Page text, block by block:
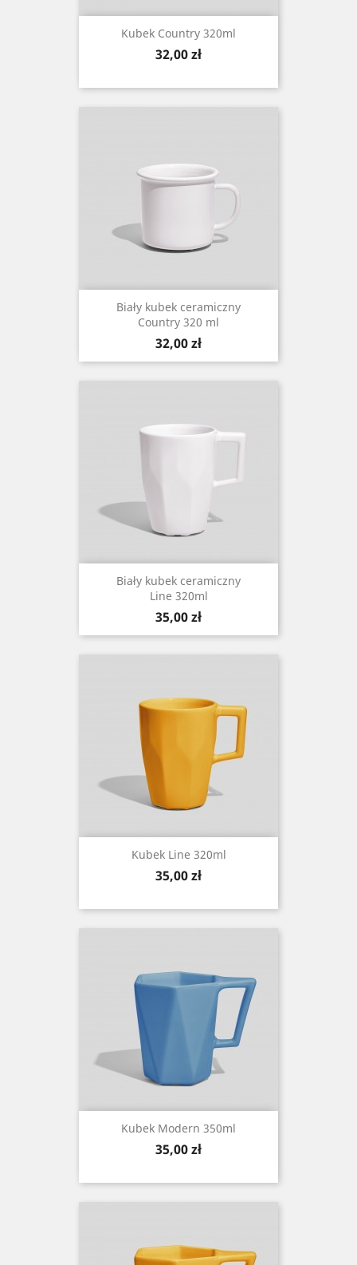
Kubek Country 320ml
Cena
32,00 zł
Biały kubek ceramiczny
Country 320 ml
Cena
32,00 zł
Biały kubek ceramiczny
Line 320ml
Cena
35,00 zł
Kubek Line 320ml
Cena
35,00 zł
Kubek Modern 350ml
Cena
35,00 zł